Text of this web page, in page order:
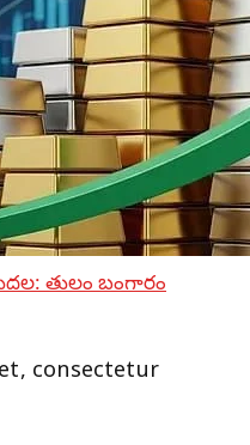
తులం బంగారం
consectetur